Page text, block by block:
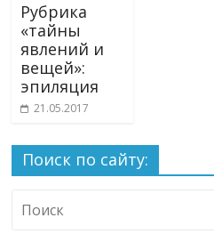
Рубрика
«тайны
явлений и
вещей»:
эпиляция
21.05.2017
Поиск по сайту: